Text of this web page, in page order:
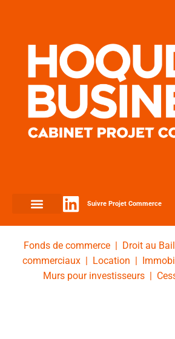
Suivre Projet Commerce
Fonds de commerce| Droit au Bail
commerciaux| Location
Murs pour investisseurs